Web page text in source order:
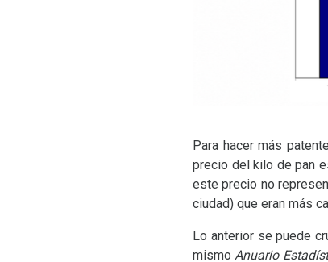
Para hacer más
precio del kilo de pan
este precio no
ciudad) que eran más
Lo anterior se puede
mismoAnuario